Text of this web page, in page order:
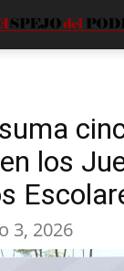
los
3, 2026